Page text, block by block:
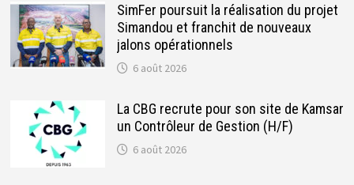
SimFer poursuit la réalisation du projet
Simandou et franchit de nouveaux
jalons opérationnels
6 août 2026
La CBG recrute pour son site de Kamsar
un Contrôleur de Gestion (H/F)
6 août 2026